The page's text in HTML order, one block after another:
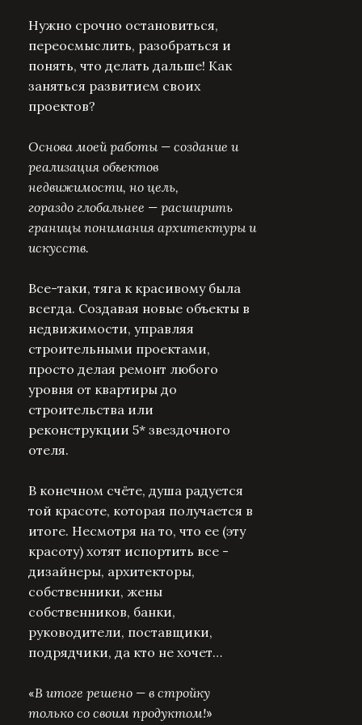
Нужно срочно остановиться,
переосмыслить, разобраться и
понять, что делать дальше! Как
заняться развитием своих
проектов?
Основа моей работы — создание и
реализация объектов
недвижимости, но цель,
гораздо глобальнее — расширить
границы понимания архитектуры и
искусств.
Все-таки, тяга к красивому была
всегда. Создавая новые объекты в
недвижимости, управляя
строительными проектами,
просто делая ремонт любого
уровня от квартиры до
строительства или
реконструкции 5* звездочного
отеля.
В конечном счёте, душа радуется
той красоте, которая получается в
итоге. Несмотря на то, что ее (эту
красоту) хотят испортить все -
дизайнеры, архитекторы,
собственники, жены
собственников, банки,
руководители, поставщики,
подрядчики, да кто не хочет…
«В итоге решено — в стройку
только со своим продуктом!»